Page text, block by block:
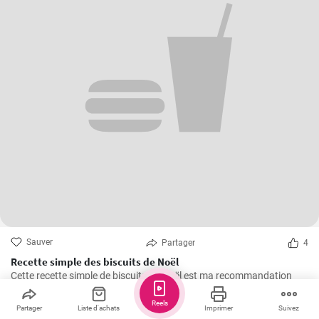
Sauver Partager 4
Recette simple des biscuits de Noël
Cette recette simple de biscuits de Noël est ma recommandation
personnelle pour la période sucrée de Noël. Au fil des années, je l'ai
préparée à plusieurs reprises dans ma propre cuisine et elle s'est
avérée être une favorite absolue - pour moi et pour tous ceux qui ont
Partager Liste d'achats Imprimer Suivez
Reels